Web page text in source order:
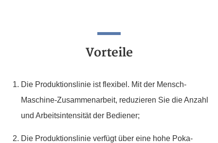
Vorteile
Die Produktionslinie ist flexibel. Mit der Mensch-
Maschine-Zusammenarbeit, reduzieren Sie die Anzahl
und Arbeitsintensität der Bediener;
Die Produktionslinie verfügt über eine hohe Poka-